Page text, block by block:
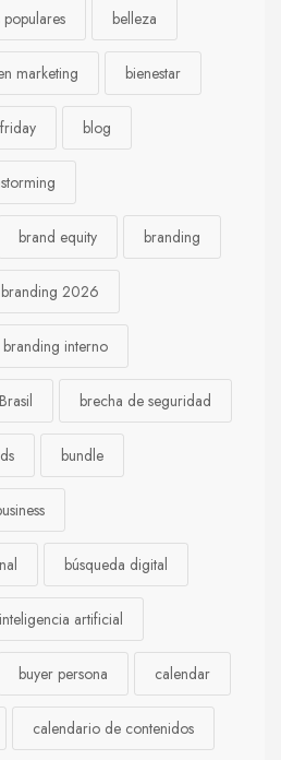
populares belleza
marketing bienestar
blog
brand equity branding
branding 2026
branding interno
Brasil brecha de seguridad
bundle
búsqueda digital
artificial
buyer persona calendar
calendario de contenidos